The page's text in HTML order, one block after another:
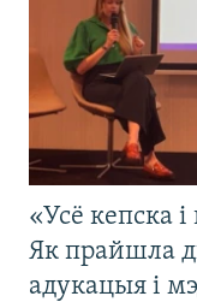
«Усё кепска
Як прайшла
адукацыя і